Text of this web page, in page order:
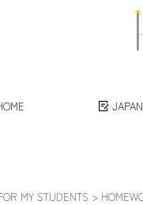
MY STUDENTS >